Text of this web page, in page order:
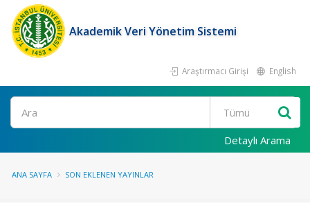
Akademik Veri Yönetim Sistemi
Araştırmacı Girişi English
Ara
Detaylı Arama
ANA SAYFA SON EKLENEN YAYINLAR